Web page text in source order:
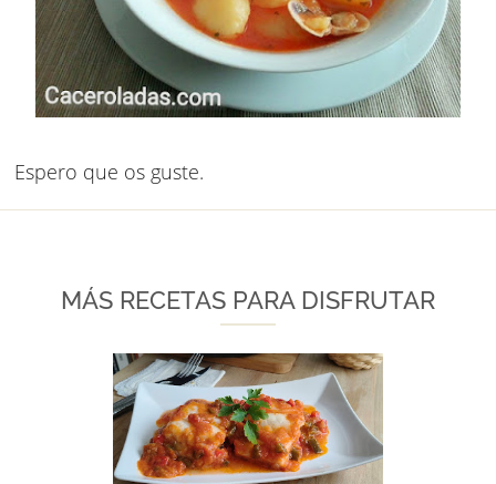
Espero que os guste.
MÁS RECETAS PARA DISFRUTAR